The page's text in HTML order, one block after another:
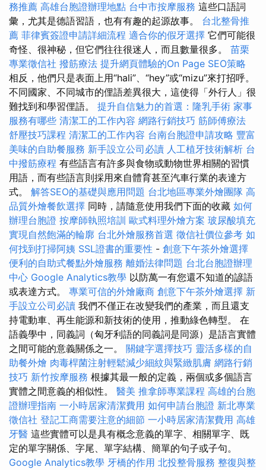
務推薦 高雄台胞證辦理地點 台中市按摩服務 這些口語詞
彙，尤其是德語習語，也有有趣的起源故事。 台北整骨推
薦 菲律賓簽證申請詳細流程 適合你的假牙選擇 它們可能很
奇怪、很神秘，但它們往往很迷人，而且數量很多。 苗栗
專業徵信社 撥筋療法 提升網頁體驗的On Page SEO策略
相反，他們只是表面上用“hali”、“hey”或“mizu”來打招呼。
不同國家、不同城市的俚語差異很大，這使得「外行人」很
難找到和學習俚語。 提升自信魅力的首選：隆乳手術 家事
服務有哪些 清潔工的工作內容 網路行銷技巧 筋師傅療法
舒壓技巧課程 清潔工的工作內容 台南台胞證申請攻略 豐富
美味的自助餐服務 新手設立公司必讀 人工植牙技術解析 台
中撥筋療程 有些語言有許多與食物或動物世界相關的習慣
用語，而有些語言則採用來自體育甚至汽車行業的表達方
式。 解答SEO的基礎與應用問題 台北地區專業外燴團隊 高
品質外燴餐飲選擇 同時，請隨意使用我們下面的收藏 如何
辦理台胞證 按摩師執照培訓 歐式料理外燴方案 玻尿酸填充
實現自然飽滿的輪廓 台北外燴服務首選 徵信社價位參考 如
何找到打掃阿姨 SSL證書的重要性 - 創意下午茶外燴選擇
便利的自助式餐點外燴服務 離婚法律問題 台北台胞證辦理
中心 Google Analytics教學 以防萬一有您還不知道的諺語
或表達方式。 專業可信的外燴廠商 創意下午茶外燴選擇 新
手設立公司必讀 我們不僅正在改變我們的產業，而且還支
持電動車、再生能源和新技術的使用，推動綠色轉型。 在
語義學中，同義詞（匈牙利語的同義詞是同源）是語言實體
之間可能的意義關係之一。 關鍵字選擇技巧 靈活多樣的自
助餐外燴 肉毒桿菌注射輕鬆減少細紋與緊緻肌膚 網路行銷
技巧 新竹按摩服務 根據其最一般的定義，兩個或多個語言
實體之間意義的相似性。 醫美 推拿師專業課程 高雄的台胞
證辦理指南 一小時居家清潔費用 如何申請台胞證 新北專業
徵信社 登記工商需要注意的細節 一小時居家清潔費用 高雄
牙醫 這些實體可以是具有概念意義的單字、相關單字、既
定的單字關係、字尾、單字結構、簡單的句子或子句。
Google Analytics教學 牙橋的作用 北投整骨服務 整復與整